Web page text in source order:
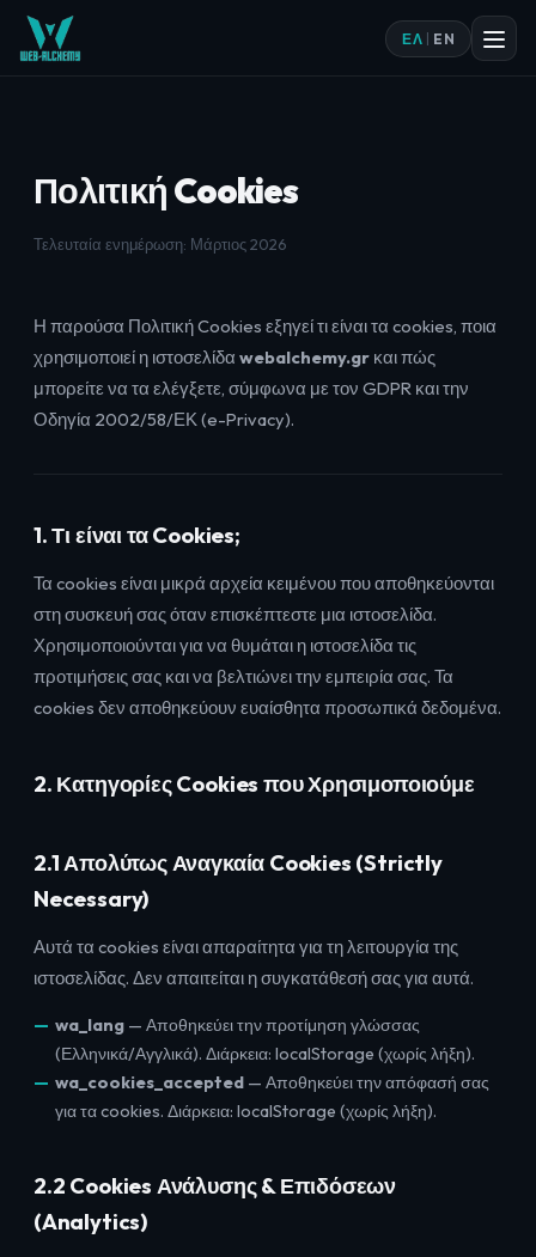
ΕΛ EN
Πολιτική Cookies
Τελευταία ενημέρωση: Μάρτιος 2026
Η παρούσα Πολιτική Cookies εξηγεί τι είναι τα cookies, ποια
χρησιμοποιεί η ιστοσελίδα webalchemy.gr και πώς
μπορείτε να τα ελέγξετε, σύμφωνα με τον GDPR και την
Οδηγία 2002/58/ΕΚ (e-Privacy).
1. Τι είναι τα Cookies;
Τα cookies είναι μικρά αρχεία κειμένου που αποθηκεύονται
στη συσκευή σας όταν επισκέπτεστε μια ιστοσελίδα.
Χρησιμοποιούνται για να θυμάται η ιστοσελίδα τις
προτιμήσεις σας και να βελτιώνει την εμπειρία σας. Τα
cookies δεν αποθηκεύουν ευαίσθητα προσωπικά δεδομένα.
2. Κατηγορίες Cookies που Χρησιμοποιούμε
2.1 Απολύτως Αναγκαία Cookies (Strictly
Necessary)
Αυτά τα cookies είναι απαραίτητα για τη λειτουργία της
ιστοσελίδας. Δεν απαιτείται η συγκατάθεσή σας για αυτά.
wa_lang — Αποθηκεύει την προτίμηση γλώσσας
(Ελληνικά/Αγγλικά). Διάρκεια: localStorage (χωρίς λήξη).
wa_cookies_accepted — Αποθηκεύει την απόφασή σας
για τα cookies. Διάρκεια: localStorage (χωρίς λήξη).
2.2 Cookies Ανάλυσης & Επιδόσεων
(Analytics)